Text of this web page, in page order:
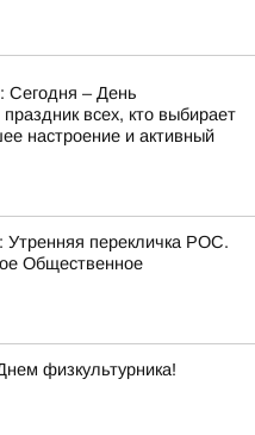
Сегодня – День
всех, кто выбирает
настроение и активный
Утренняя перекличка РОС.
Общественное
физкультурника!